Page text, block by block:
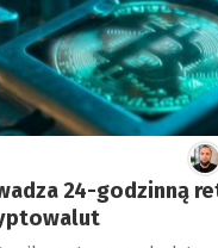
24-godzinną